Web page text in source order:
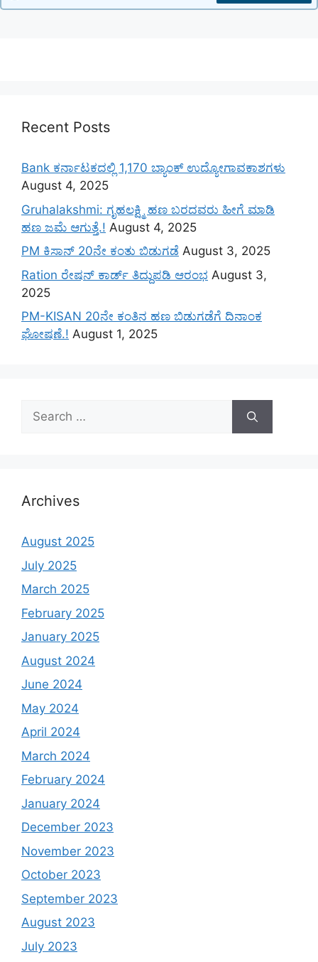
Recent Posts
Bank ಕರ್ನಾಟಕದಲ್ಲಿ 1,170 ಬ್ಯಾಂಕ್ ಉದ್ಯೋಗಾವಕಾಶಗಳು
August 4, 2025
Gruhalakshmi: ಗೃಹಲಕ್ಷ್ಮಿ ಹಣ ಬರದವರು ಹೀಗೆ ಮಾಡಿ
ಹಣ ಜಮೆ‌ ಆಗುತ್ತೆ.! August 4, 2025
PM ಕಿಸಾನ್ 20ನೇ ಕಂತು ಬಿಡುಗಡೆ August 3, 2025
Ration ರೇಷನ್ ಕಾರ್ಡ್ ತಿದ್ದುಪಡಿ ಆರಂಭ August 3,
2025
PM-KISAN 20ನೇ ಕಂತಿನ ಹಣ ಬಿಡುಗಡೆಗೆ ದಿನಾಂಕ
ಘೋಷಣೆ.! August 1, 2025
Search
for:
Archives
August 2025
July 2025
March 2025
February 2025
January 2025
August 2024
June 2024
May 2024
April 2024
March 2024
February 2024
January 2024
December 2023
November 2023
October 2023
September 2023
August 2023
July 2023